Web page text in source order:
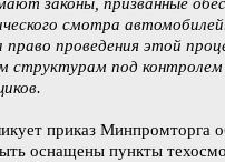
законы, призванные
смотра
проведения этой
структурам под контролем
приказ Минпромторга
оснащены пункты